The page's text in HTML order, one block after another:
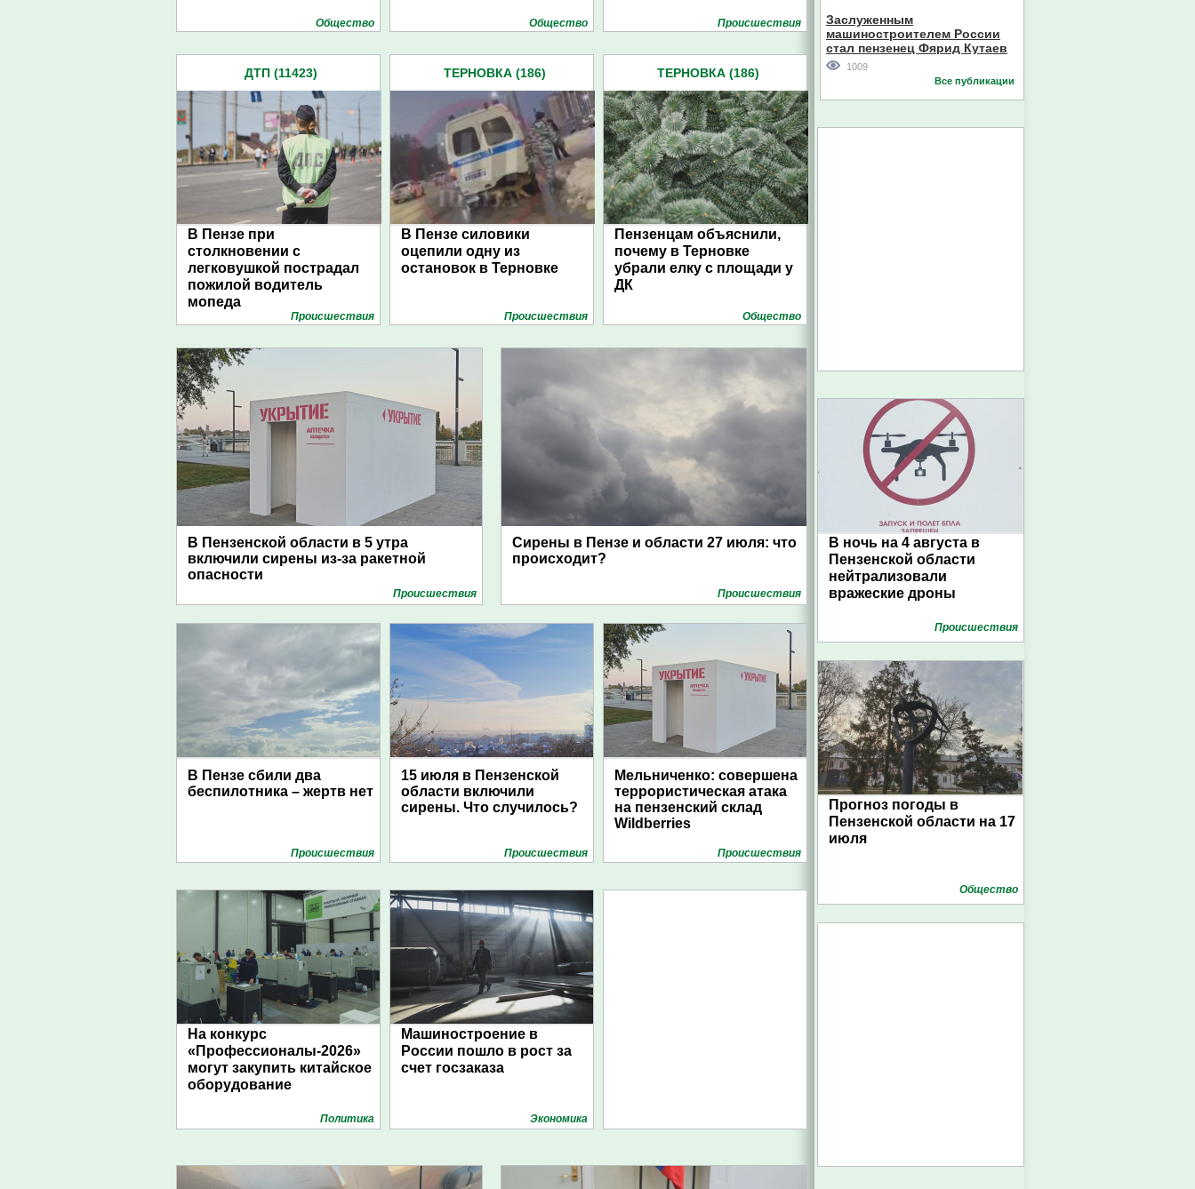
Общество Общество Проиcшествия
ДТП (11423)
В Пензе при
столкновении с
легковушкой пострадал
пожилой водитель
мопеда
Проиcшествия
ТЕРНОВКА (186)
В Пензе силовики
оцепили одну из
остановок в Терновке
Проиcшествия
ТЕРНОВКА (186)
Пензенцам объяснили,
почему в Терновке
убрали елку с площади у
ДК
Общество
В Пензенской области в 5 утра
включили сирены из-за ракетной
опасности
Проиcшествия
Сирены в Пензе и области 27 июля: что
происходит?
Проиcшествия
В Пензе сбили два
беспилотника – жертв нет
Проиcшествия
15 июля в Пензенской
области включили
сирены. Что случилось?
Проиcшествия
Мельниченко: совершена
террористическая атака
на пензенский склад
Wildberries
Проиcшествия
На конкурс
«Профессионалы-2026»
могут закупить китайское
оборудование
Политика
Машиностроение в
России пошло в рост за
счет госзаказа
Экономика
Заслуженным
машиностроителем России
стал пензенец Фярид Кутаев
1009
Все публикации
В ночь на 4 августа в
Пензенской области
нейтрализовали
вражеские дроны
Проиcшествия
Прогноз погоды в
Пензенской области на 17
июля
Общество